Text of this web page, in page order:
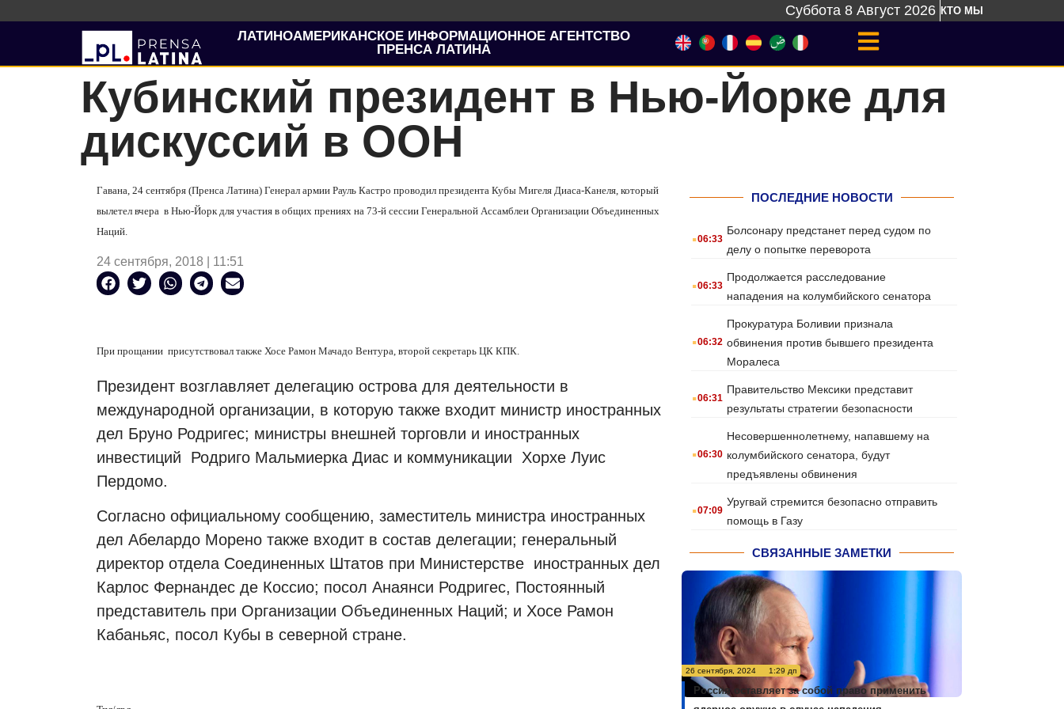
Суббота 8 Август 2026 КТО МЫ
ЛАТИНОАМЕРИКАНСКОЕ ИНФОРМАЦИОННОЕ АГЕНТСТВО
ПРЕНСА ЛАТИНА
Кубинский президент в Нью-Йорке для
дискуссий в ООН
Гавана, 24 сентября (Пренса Латина) Генерал армии Рауль Кастро проводил президента Кубы Мигеля Диаса-Канеля, который
вылетел вчера в Нью-Йорк для участия в общих прениях на 73-й сессии Генеральной Ассамблеи Организации Объединенных
Наций.
24 сентября, 2018 | 11:51
При прощании присутствовал также Хосе Рамон Мачадо Вентура, второй секретарь ЦК КПК.
Президент возглавляет делегацию острова для деятельности в
международной организации, в которую также входит министр иностранных
дел Бруно Родригес; министры внешней торговли и иностранных
инвестиций Родриго Мальмиерка Диас и коммуникации Хорхе Луис
Пердомо.
Согласно официальному сообщению, заместитель министра иностранных
дел Абелардо Морено также входит в состав делегации; генеральный
директор отдела Соединенных Штатов при Министерстве иностранных дел
Карлос Фернандес де Коссио; посол Анаянси Родригес, Постоянный
представитель при Организации Объединенных Наций; и Хосе Рамон
Кабаньяс, посол Кубы в северной стране.
ПОСЛЕДНИЕ НОВОСТИ
.06:33
Болсонару предстанет перед судом по
делу о попытке переворота
.06:33
Продолжается расследование
нападения на колумбийского сенатора
.06:32
Прокуратура Боливии признала
обвинения против бывшего президента
Моралеса
.06:31
Правительство Мексики представит
результаты стратегии безопасности
.06:30
Несовершеннолетнему, напавшему на
колумбийского сенатора, будут
предъявлены обвинения
.07:09
Уругвай стремится безопасно отправить
помощь в Газу
СВЯЗАННЫЕ ЗАМЕТКИ
26 сентября, 2024 1:29 дп
Россия оставляет за собой право применить